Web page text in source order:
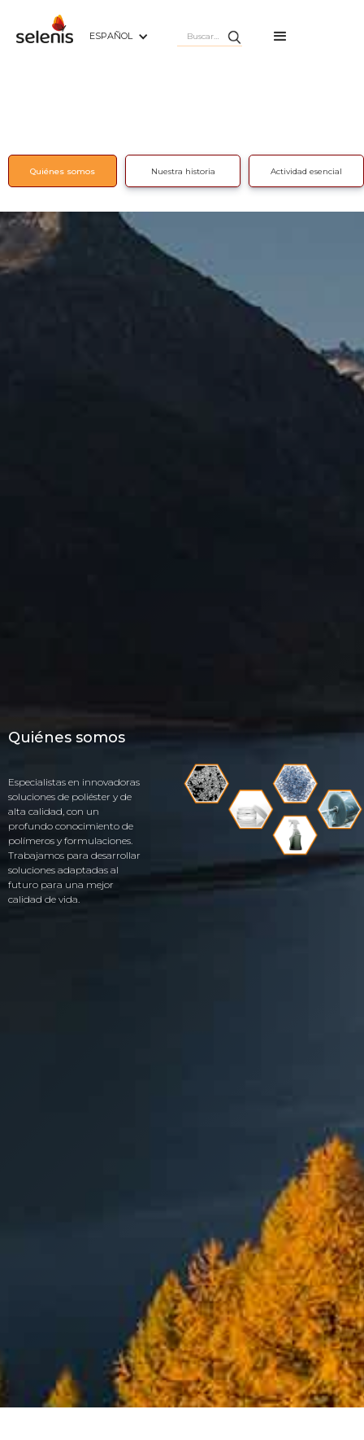
ESPAÑOL
Quiénes somos Nuestra historia Actividad esencial
Quiénes somos
Especialistas en innovadoras
soluciones de poliéster y de
alta calidad, con un
profundo conocimiento de
polímeros y formulaciones.
Trabajamos para desarrollar
soluciones adaptadas al
futuro para una mejor
calidad de vida.